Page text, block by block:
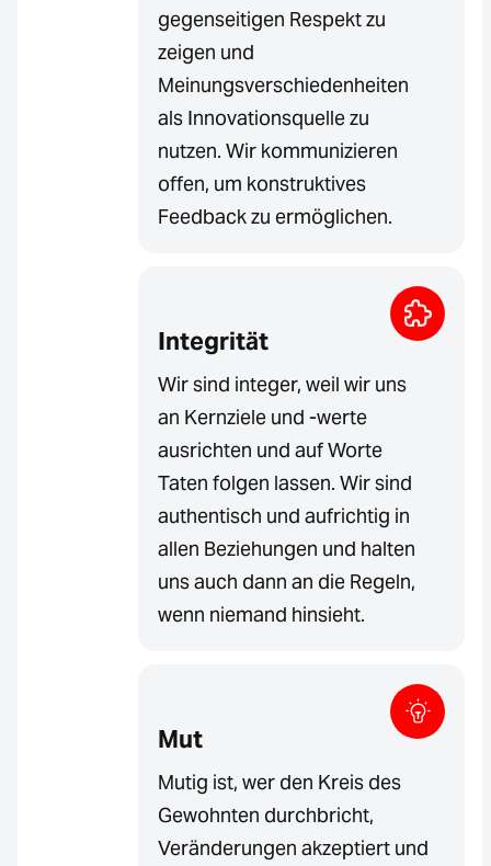
gegenseitigen Respekt zu
zeigen und
Meinungsverschiedenheiten
als Innovationsquelle zu
nutzen. Wir kommunizieren
offen, um konstruktives
Feedback zu ermöglichen.
Integrität
Wir sind integer, weil wir uns
an Kernziele und -werte
ausrichten und auf Worte
Taten folgen lassen. Wir sind
authentisch und aufrichtig in
allen Beziehungen und halten
uns auch dann an die Regeln,
wenn niemand hinsieht.
Mut
Mutig ist, wer den Kreis des
Gewohnten durchbricht,
Veränderungen akzeptiert und